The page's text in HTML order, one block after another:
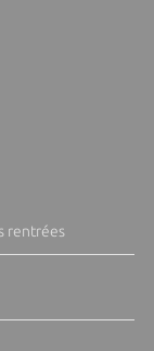
rentrées